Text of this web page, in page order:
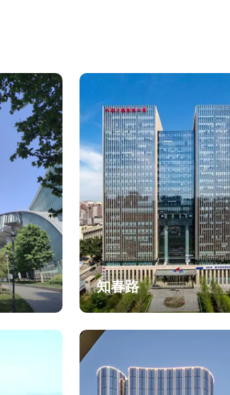
知春路